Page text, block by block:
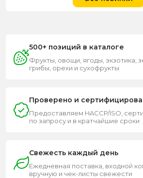
500+ позиций в каталоге
Фрукты, овощи, ягоды, экзотика,
грибы, орехи и сухофрукты
Проверено и
Предоставляем HACCP/ISO,
по запросу и в кратчайшие сроки
Свежесть каждый день
Ежедневная поставка, входной
вручную и чек-листы свежести